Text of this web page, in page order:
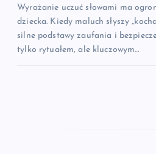
Wyrażanie uczuć słowami ma
dziecka. Kiedy maluch słyszy
silne podstawy zaufania i
tylko rytuałem, ale kluczowym…